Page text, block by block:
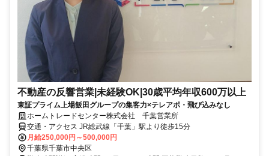
不動産の反響営業|未経験OK|30歳平均年収600万以上
東証プライム上場飯田グループの集客力×テレアポ・飛び込みなし
ホームトレードセンター株式会社 千葉営業所
交通・アクセス JR総武線「千葉」駅より徒歩15分
月給250,000円～500,000円
千葉県千葉市中央区